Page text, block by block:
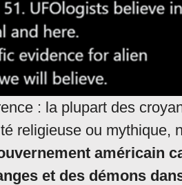
: la plupart des
religieuse ou mythique,
américain
et des démons